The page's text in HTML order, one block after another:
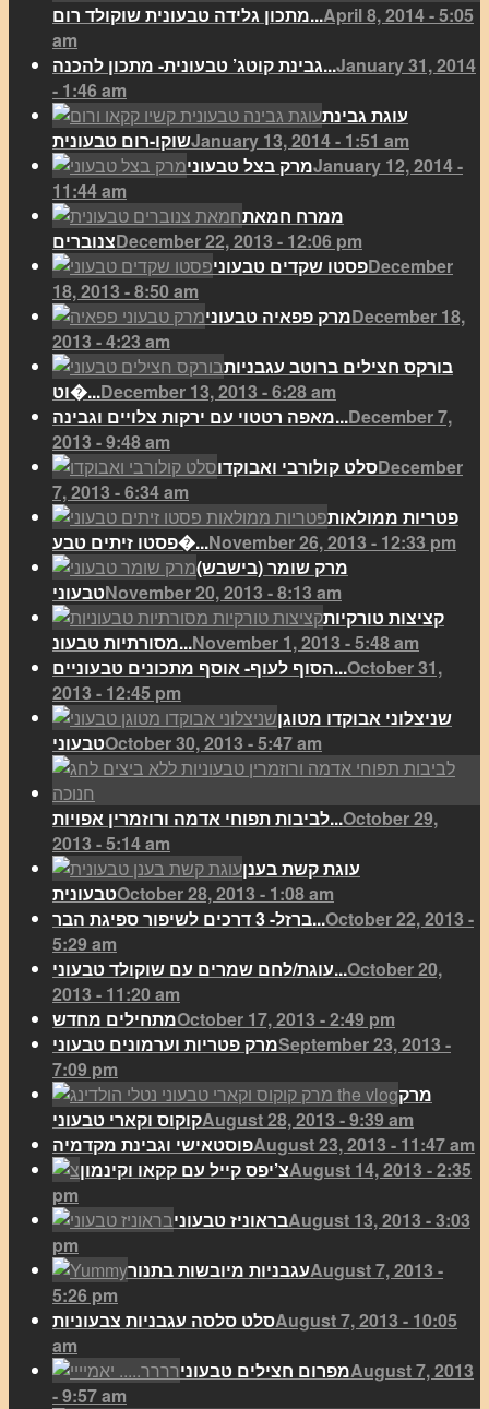
מתכון גלידה טבעונית שוקולד רום...April 8, 2014 - 5:05
am
גבינת קוטג’ טבעונית- מתכון להכנה...January 31, 2014
- 1:46 am
עוגת גבינת
שוקו-רום טבעוניתJanuary 13, 2014 - 1:51 am
מרק בצל טבעוניJanuary 12, 2014 -
11:44 am
ממרח חמאת
צנובריםDecember 22, 2013 - 12:06 pm
פסטו שקדים טבעוניDecember
18, 2013 - 8:50 am
מרק פפאיה טבעוניDecember 18,
2013 - 4:23 am
בורקס חצילים ברוטב עגבניות
וט�...December 13, 2013 - 6:28 am
מאפה רטטוי עם ירקות צלויים וגבינה...December 7,
2013 - 9:48 am
סלט קולורבי ואבוקדוDecember
7, 2013 - 6:34 am
פטריות ממולאות
פסטו זיתים טבע�...November 26, 2013 - 12:33 pm
מרק שומר (בישבש)
טבעוניNovember 20, 2013 - 8:13 am
קציצות טורקיות
מסורתיות טבעונ...November 1, 2013 - 5:48 am
הסוף לעוף- אוסף מתכונים טבעוניים...October 31,
2013 - 12:45 pm
שניצלוני אבוקדו מטוגן
טבעוניOctober 30, 2013 - 5:47 am
לביבות תפוחי אדמה ורוזמרין אפויות...October 29,
2013 - 5:14 am
עוגת קשת בענן
טבעוניתOctober 28, 2013 - 1:08 am
ברזל- 3 דרכים לשיפור ספיגת הבר...October 22, 2013 -
5:29 am
עוגת/לחם שמרים עם שוקולד טבעוני...October 20,
2013 - 11:20 am
מתחילים מחדשOctober 17, 2013 - 2:49 pm
מרק פטריות וערמונים טבעוניSeptember 23, 2013 -
7:09 pm
מרק
קוקוס וקארי טבעוניAugust 28, 2013 - 9:39 am
פוסטאישי וגבינת מקדמיהAugust 23, 2013 - 11:47 am
צ’יפס קייל עם קקאו וקינמוןAugust 14, 2013 - 2:35
pm
בראוניז טבעוניAugust 13, 2013 - 3:03
pm
עגבניות מיובשות בתנורAugust 7, 2013 -
5:26 pm
סלט סלסה עגבניות צבעוניותAugust 7, 2013 - 10:05
am
מפרום חצילים טבעוניAugust 7, 2013
- 9:57 am